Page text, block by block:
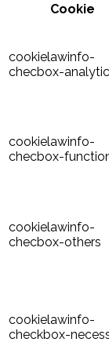
Cookie
cookielawinfo-
checbox-
cookielawinfo-
checbox-
cookielawinfo-
checbox-others
cookielawinfo-
checkbox-